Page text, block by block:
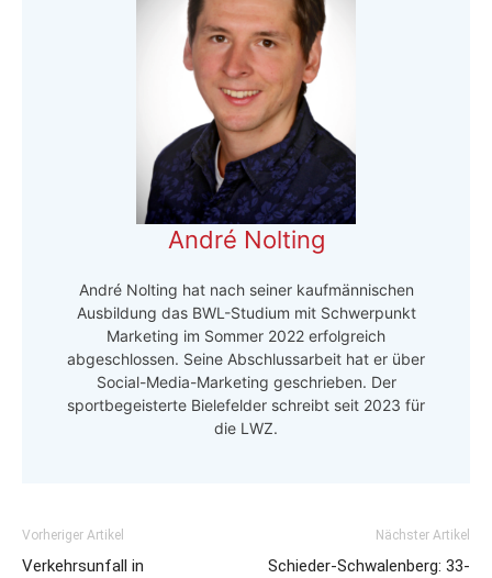
André Nolting
André Nolting hat nach seiner kaufmännischen
Ausbildung das BWL-Studium mit Schwerpunkt
Marketing im Sommer 2022 erfolgreich
abgeschlossen. Seine Abschlussarbeit hat er über
Social-Media-Marketing geschrieben. Der
sportbegeisterte Bielefelder schreibt seit 2023 für
die LWZ.
Vorheriger Artikel
Verkehrsunfall in
Nächster Artikel
Schieder-Schwalenberg: 33-